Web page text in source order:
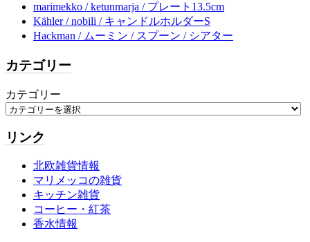
marimekko / ketunmarja / プレート13.5cm
Kähler / nobili / キャンドルホルダーS
Hackman / ムーミン / スプーン / シアター
カテゴリー
カテゴリー
リンク
北欧雑貨情報
マリメッコの雑貨
キッチン雑貨
コーヒー・紅茶
香水情報